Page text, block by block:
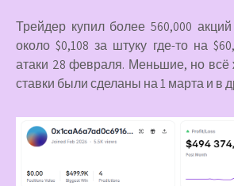
Трейдер купил более 560,000
около $0,108 за штуку где-то на
атаки 28 февраля. Меньшие, но
ставки были сделаны на 1 марта и в